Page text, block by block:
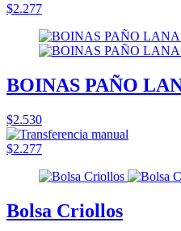
$2.277
BOINAS PAÑO
$2.530
$2.277
Bolsa Criollos